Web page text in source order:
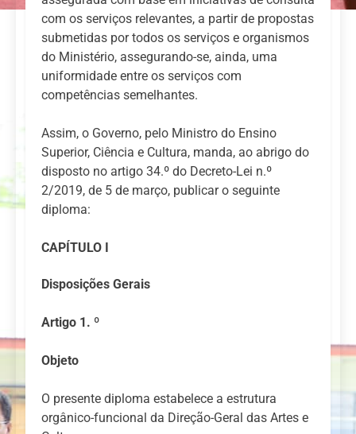
com os serviços relevantes, a partir de propostas
submetidas por todos os serviços e organismos
do Ministério, assegurando-se, ainda, uma
uniformidade entre os serviços com
competências semelhantes.
Assim, o Governo, pelo Ministro do Ensino
Superior, Ciência e Cultura, manda, ao abrigo do
disposto no artigo 34.º do Decreto-Lei n.º
2/2019, de 5 de março, publicar o seguinte
diploma:
CAPÍTULO I
Disposições Gerais
Artigo 1. º
Objeto
O presente diploma estabelece a estrutura
orgânico-funcional da Direção-Geral das Artes e